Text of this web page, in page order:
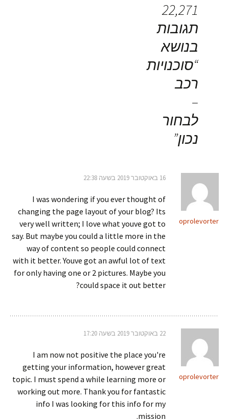
22,271
תגובות
בנושא
“סוכנויות
רכב
–
לבחור
נכון”
oprolevorter
16 באוקטובר 2019 בשעה 22:38
I was wondering if you ever thought of
changing the page layout of your blog? Its
very well written; I love what youve got to
say. But maybe you could a little more in the
way of content so people could connect
with it better. Youve got an awful lot of text
for only having one or 2 pictures. Maybe you
could space it out better?
oprolevorter
22 באוקטובר 2019 בשעה 17:20
I am now not positive the place you're
getting your information, however great
topic. I must spend a while learning more or
working out more. Thank you for fantastic
info I was looking for this info for my
mission.